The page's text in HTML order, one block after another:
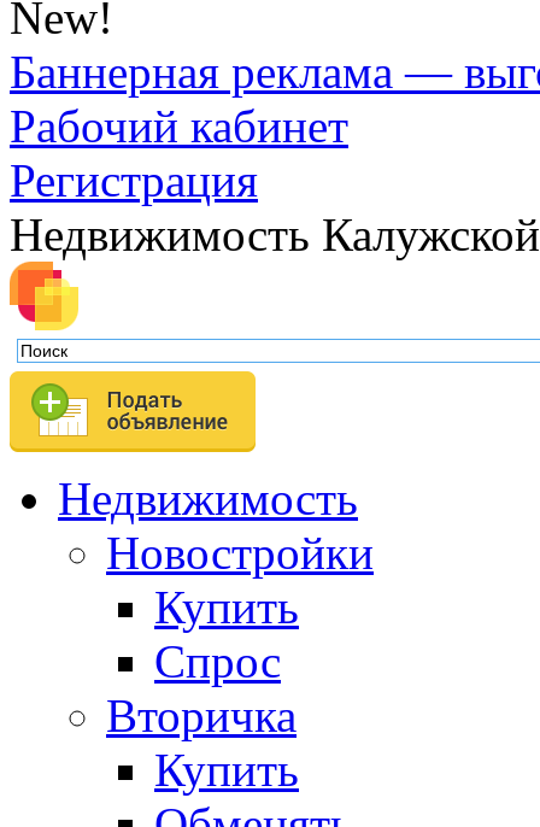
New!
Баннерная реклама —
Рабочий кабинет
Регистрация
Недвижимость
Недвижимость
Новостройки
Купить
Спрос
Вторичка
Купить